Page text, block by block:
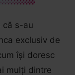
că s-au
exclusiv de
își doresc
mulți dintre